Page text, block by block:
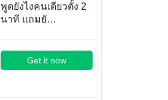
พูดยังไงคนเดียวตั้ง 2
นาที แถมยั…
Get it now